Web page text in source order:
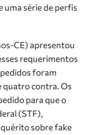
uma série de perfis
CE) apresentou
requerimentos
foram
quatro contra. Os
para que o
(STF),
sobre fake